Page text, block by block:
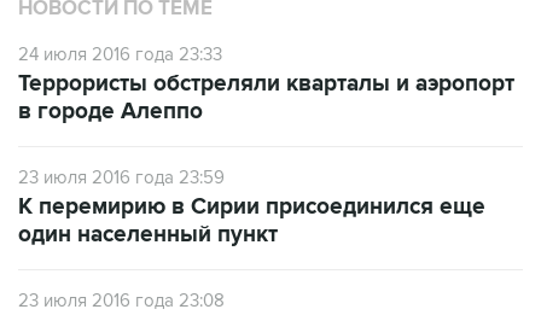
НОВОСТИ ПО ТЕМЕ
24 июля 2016 года 23:33
Террористы обстреляли кварталы и аэропорт
в городе Алеппо
23 июля 2016 года 23:59
К перемирию в Сирии присоединился еще
один населенный пункт
23 июля 2016 года 23:08